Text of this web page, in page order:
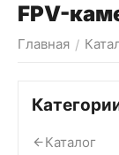
FPV-
Главная /
Каталог